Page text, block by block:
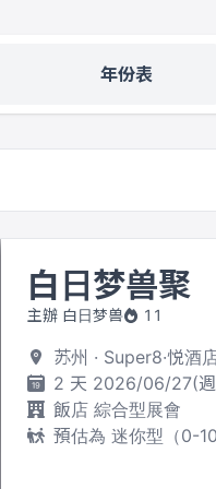
年份表
白日梦兽聚
主辦 白日梦兽 11
苏州 · Super8·悦酒
2 天 2026/06/27(
飯店 綜合型展會
預估為 迷你型（0-